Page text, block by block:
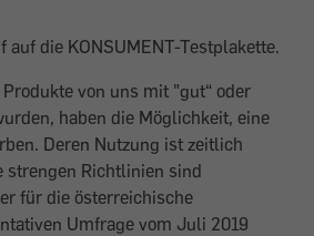
auf die KONSUMENT-Testplakette.
von uns mit "gut“ oder
haben die Möglichkeit, eine
Deren Nutzung ist zeitlich
strengen Richtlinien sind
für die österreichische
Umfrage vom Juli 2019